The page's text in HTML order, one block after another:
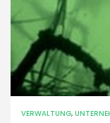
VERWALTUNG,